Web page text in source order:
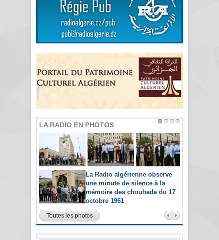
LA RADIO EN PHOTOS
La Radio algérienne observe
une minute de silence à la
mémoire des chouhada du 17
octobre 1961
Toutes les photos